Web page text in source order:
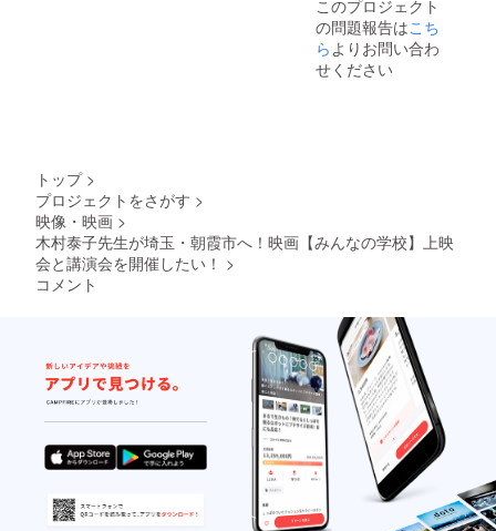
このプロジェクト
の問題報告はこち
ら よりお問い合わ
せください
トップ >
プロジェクトをさがす >
映像・映画 >
木村泰子先生が埼玉・朝霞市へ！映画【みんなの学校】上映
会と講演会を開催したい！ >
コメント